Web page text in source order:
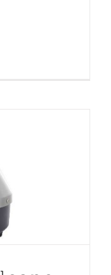
: Test
et avis